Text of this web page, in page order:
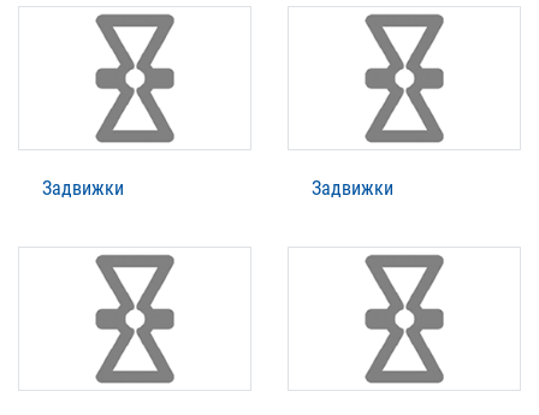
Задвижки Задвижки